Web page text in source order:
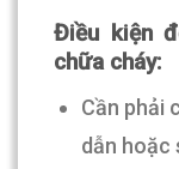
Điều kiện
chữa cháy:
Cần phải
dẫn hoặc